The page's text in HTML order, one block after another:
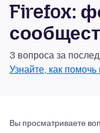
Firefox:
3 вопроса за
Узнайте, как помочь
Вы просматриваете